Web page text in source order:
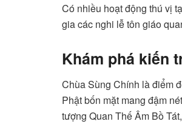
Có nhiều hoạt động thú vị
gia các nghi lễ tôn giáo
Khám phá kiến
Chùa Sùng Chính là điểm
Phật bốn mặt mang đậm
tượng Quan Thế Âm Bồ